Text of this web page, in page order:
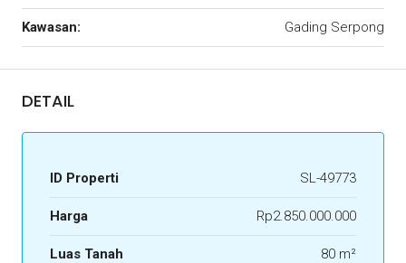
Kawasan: Gading Serpong
DETAIL
ID Properti SL-49773
Harga Rp2.850.000.000
Luas Tanah 80 m²